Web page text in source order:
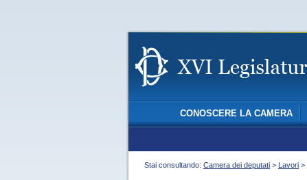
CONOSCERE LA CAMERA
Stai consultando: Camera dei deputati > Lavori >